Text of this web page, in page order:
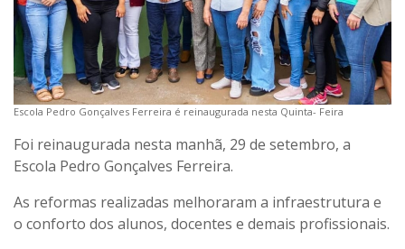
Escola Pedro Gonçalves Ferreira é reinaugurada nesta Quinta- Feira
Foi reinaugurada nesta manhã, 29 de setembro, a
Escola Pedro Gonçalves Ferreira.
As reformas realizadas melhoraram a infraestrutura e
o conforto dos alunos, docentes e demais profissionais.